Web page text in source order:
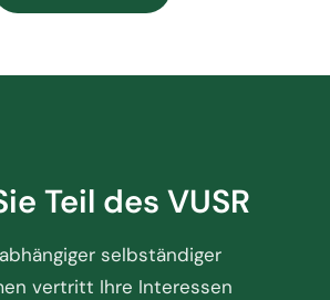
Teil des VUSR
selbständiger
vertritt Ihre Interessen